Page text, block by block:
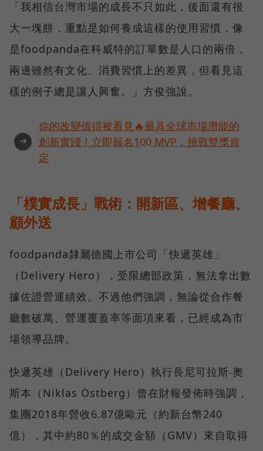
「我相信台灣市場的成長不只如此，後面還有很
大一塊餅，重點是如何養成這樣的使用習慣，像
是foodpanda在科威特的訂單數是人口的兩倍，
兩邊雖然有文化、消費習慣上的差異，但看見這
樣的例子總是讓人興奮。」方俊強說。
➜
你的改變值得被看見🔥最具全球市場潛能的
創新實踐！立即報名100 MVP，挑戰雙獎肯
定
「樸實成長」戰術：開新區、增餐廳、
顧外送
foodpanda隸屬德國上市公司「快遞英雄」
（Delivery Hero），受限總部政策，無法拿出數
據佐證營運績效。不過他們強調，無論從合作餐
廳數破萬、營運覆蓋率等面項來看，已經成為市
場領導品牌。
快遞英雄（Delivery Hero）執行長尼可拉斯‧奧
斯本（Niklas Östberg）曾在財報發佈時強調，
集團2018年營收6.87億歐元（約新台幣240
億），其中約80％的成交金額（GMV）來自取得